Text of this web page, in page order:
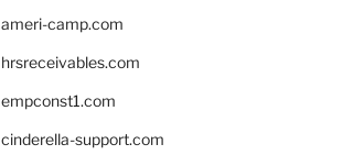
ameri-camp.com
hrsreceivables.com
empconst1.com
cinderella-support.com